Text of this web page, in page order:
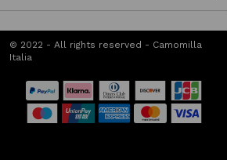
© 2022 - All rights reserved - Camomilla
Italia